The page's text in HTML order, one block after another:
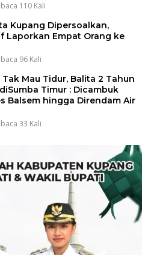
110 Kali
Kupang Dipersoalkan,
Laporkan Empat Orang ke
96 Kali
Tak Mau Tidur, Balita 2 Tahun
Timur : Dicambuk
Balsem hingga Direndam Air
33 Kali